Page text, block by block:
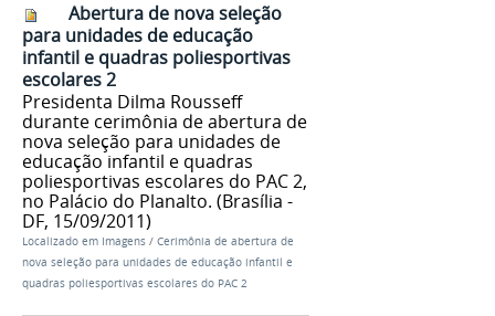
Abertura de nova seleção
para unidades de educação
infantil e quadras poliesportivas
escolares 2
Presidenta Dilma Rousseff
durante cerimônia de abertura de
nova seleção para unidades de
educação infantil e quadras
poliesportivas escolares do PAC 2,
no Palácio do Planalto. (Brasília -
DF, 15/09/2011)
Localizado em Imagens / Cerimônia de abertura de
nova seleção para unidades de educação infantil e
quadras poliesportivas escolares do PAC 2